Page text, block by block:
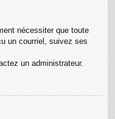
nécessiter que toute
un courriel, suivez ses
un administrateur.